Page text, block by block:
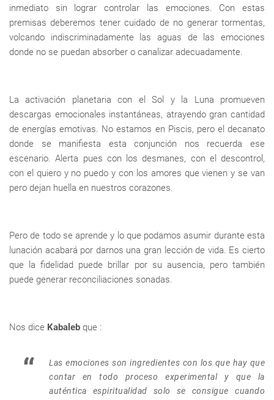
inmediato sin lograr controlar las emociones. Con estas
premisas deberemos tener cuidado de no generar tormentas,
volcando indiscriminadamente las aguas de las emociones
donde no se puedan absorber o canalizar adecuadamente.
La activación planetaria con el Sol y la Luna promueven
descargas emocionales instantáneas, atrayendo gran cantidad
de energías emotivas. No estamos en Piscis, pero el decanato
donde se manifiesta esta conjunción nos recuerda ese
escenario. Alerta pues con los desmanes, con el descontrol,
con el quiero y no puedo y con los amores que vienen y se van
pero dejan huella en nuestros corazones.
Pero de todo se aprende y lo que podamos asumir durante esta
lunación acabará por darnos una gran lección de vida. Es cierto
que la fidelidad puede brillar por su ausencia, pero también
puede generar reconciliaciones sonadas.
Nos dice Kabaleb que :
Las emociones son ingredientes con los que hay que
contar en todo proceso experimental y que la
auténtica espiritualidad solo se consigue cuando